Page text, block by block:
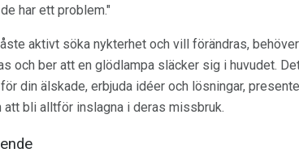
har ett problem."
aktivt söka nykterhet och vill förändras,
och ber att en glödlampa släcker sig i huvudet.
din älskade, erbjuda idéer och lösningar,
bli alltför inslagna i deras missbruk.